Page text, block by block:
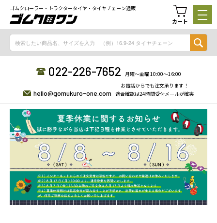
ゴムクローラー・トラクタータイヤ・タイヤチェーン通販
カート
022-226-7652 月曜〜金曜 10:00〜16:00
hello@gomukuro-one.com
お電話からでも注文承ります！
適合確認は24時間受付メールが確実